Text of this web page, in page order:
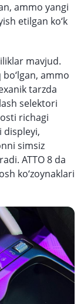
ammo yangi
etilgan ko‘k
mavjud.
ammo
tarzda
selektori
richagi
displeyi,
simsiz
ATTO 8 da
ko‘zoynaklari